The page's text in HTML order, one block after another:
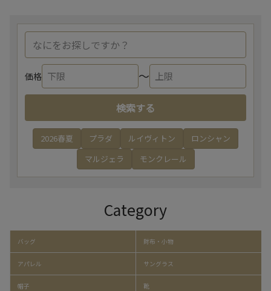
価格 〜
検索する
2026春夏 プラダ ルイヴィトン
ロンシャン
マルジェラ
モンクレール
Category
バッグ 財布・小物
アパレル サングラス
帽子 靴